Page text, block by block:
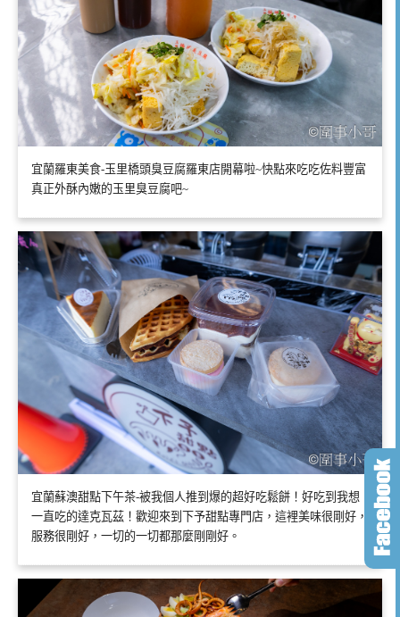
宜蘭羅東美食-玉里橋頭臭豆腐羅東店開幕啦~快點來吃吃佐料豐富
真正外酥內嫩的玉里臭豆腐吧~
宜蘭蘇澳甜點下午茶-被我個人推到爆的超好吃鬆餅！好吃到我想
一直吃的達克瓦茲！歡迎來到下予甜點專門店，這裡美味很剛好，
服務很剛好，一切的一切都那麼剛剛好。